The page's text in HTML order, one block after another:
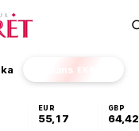
Finans EKSTRA
EUR
55,17
GBP
64,42